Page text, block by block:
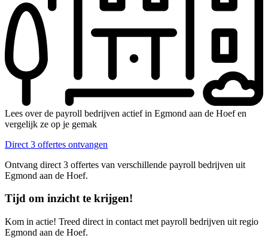
Lees over de payroll bedrijven actief in Egmond aan de Hoef en
vergelijk ze op je gemak
Direct 3 offertes ontvangen
Ontvang direct 3 offertes van verschillende payroll bedrijven uit
Egmond aan de Hoef.
Tijd om inzicht te krijgen!
Kom in actie! Treed direct in contact met payroll bedrijven uit regio
Egmond aan de Hoef.